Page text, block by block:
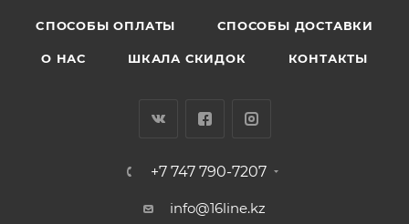
CПОСОБЫ ОПЛАТЫ СПОСОБЫ ДОСТАВКИ
О НАС ШКАЛА СКИДОК КОНТАКТЫ
+7 747 790-7207
info@16line.kz